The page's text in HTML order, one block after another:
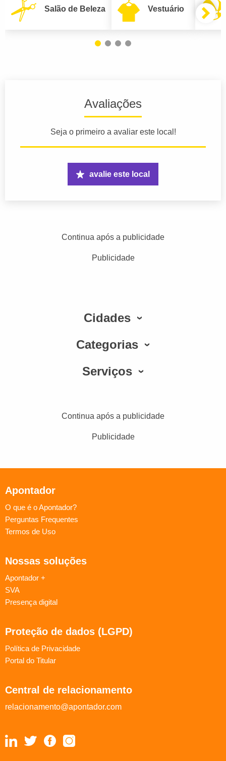
Salão de Beleza Vestuário
Avaliações
Seja o primeiro a avaliar este local!
avalie este local
Continua após a publicidade
Publicidade
Cidades
Categorias
Serviços
Continua após a publicidade
Publicidade
Apontador
O que é o Apontador?
Perguntas Frequentes
Termos de Uso
Nossas soluções
Apontador +
SVA
Presença digital
Proteção de dados (LGPD)
Política de Privacidade
Portal do Titular
Central de relacionamento
relacionamento@apontador.com